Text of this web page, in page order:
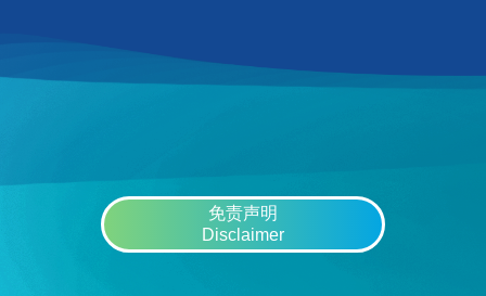
免责声明
Disclaimer